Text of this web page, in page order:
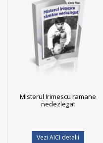
Misterul Irimescu ramane
nedezlegat
Vezi AICI detalii